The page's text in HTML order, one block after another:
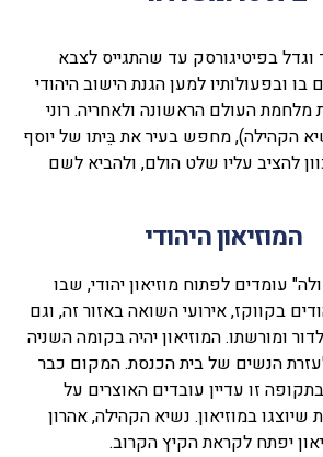
בפיטיגורסק עד שהתגייס לצבא
ובפעולותיו למען הגנת הישוב היהודי
העולם הראשונה ולאחריה. רוני
הקהילה), מחפש בעיר את בֵּיתו של יוסף
להציב עליו שלט הולם, ולהביא לשם
המוזיאון היהודי
עומדים לפתוח מוזיאון יהודי, שבו
בקווקז, אירועי השואה באזור זה, וגם
ומורשתו. המוזיאון יהיה בקומה השניה
הנשים של בית הכנסת. המקום כבר
זו עדיין עובדים האוצרים על
במוזיאון. נשיא הקהילה, אהרון
יפתח לקראת הקיץ הקרוב.